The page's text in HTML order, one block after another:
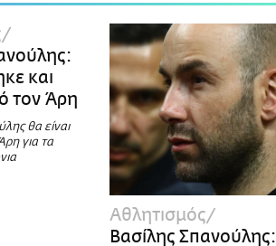
Απώλειες
Lgbtqi+
Επιλογές
και
τον Άρη
θα είναι
για τα
Αθλητισμός
Βασίλης Σπανούλης: